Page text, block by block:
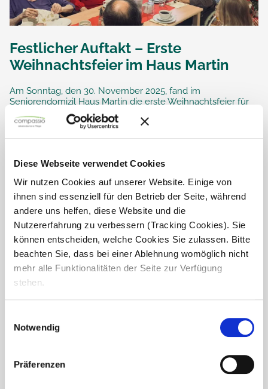
Diese Webseite verwendet Cookies
Wir nutzen Cookies auf unserer Website. Einige von
ihnen sind essenziell für den Betrieb der Seite, während
andere uns helfen, diese Website und die
Nutzererfahrung zu verbessern (Tracking Cookies). Sie
können entscheiden, welche Cookies Sie zulassen. Bitte
beachten Sie, dass bei einer Ablehnung womöglich nicht
mehr alle Funktionalitäten der Seite zur Verfügung
stehen.
Notwendig
Präferenzen
Festlicher Auftakt – Erste
Weihnachtsfeier im Haus Martin
Am Sonntag, den 30. November 2025, fand im
Seniorendomizil Haus Martin die erste Weihnachtsfeier für
die Bewohnerinnen und Bewohner des Wohnbereichs 1
statt. Gemeinsam wurde gefeiert, gegessen,...
Plätzchenbacken im Haus Martin